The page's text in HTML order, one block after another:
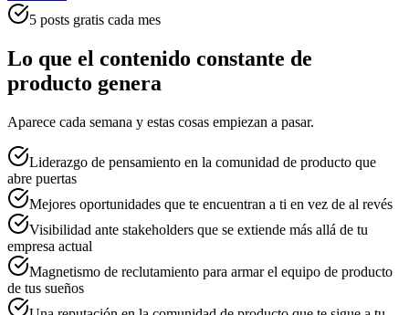
5 posts gratis cada mes
Lo que el contenido constante de
producto genera
Aparece cada semana y estas cosas empiezan a pasar.
Liderazgo de pensamiento en la comunidad de producto que
abre puertas
Mejores oportunidades que te encuentran a ti en vez de al revés
Visibilidad ante stakeholders que se extiende más allá de tu
empresa actual
Magnetismo de reclutamiento para armar el equipo de producto
de tus sueños